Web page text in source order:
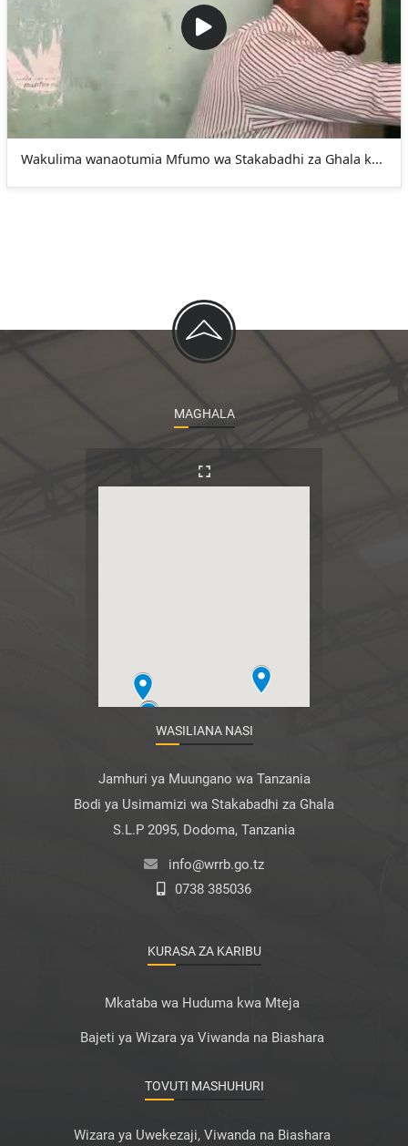
Wakulima wanaotumia Mfumo wa Stakabadhi za Ghala k...
MAGHALA
WASILIANA NASI
Jamhuri ya Muungano wa Tanzania
Bodi ya Usimamizi wa Stakabadhi za Ghala
S.L.P 2095, Dodoma, Tanzania
info@wrrb.go.tz
0738 385036
KURASA ZA KARIBU
Mkataba wa Huduma kwa Mteja
Bajeti ya Wizara ya Viwanda na Biashara
TOVUTI MASHUHURI
Wizara ya Uwekezaji, Viwanda na Biashara